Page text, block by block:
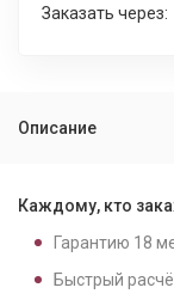
Заказать через:
Описание
Каждому, кто
Гарантию 18
Быстрый